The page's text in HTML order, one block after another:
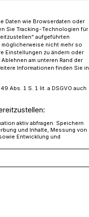
Höhe
Daten wie Browserdaten oder
Sie Tracking-Technologien für
aufgeführten
möglicherweise nicht mehr so
Einstellungen zu ändern oder
am unteren Rand der
Informationen finden Sie in
Abs. 1 S. 1 lit. a DSGVO auch
aktiv abfragen. Speichern
und Inhalte, Messung von
Entwicklung und